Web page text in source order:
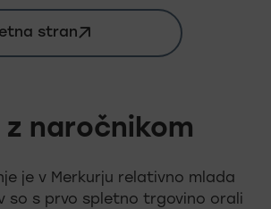
stran
merkur.si
z naročnikom
je v Merkurju relativno mlada
so s prvo spletno trgovino orali